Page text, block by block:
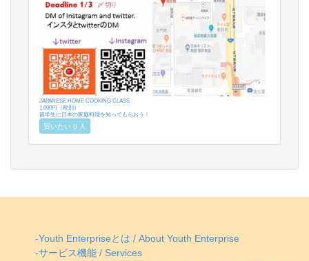
JAPANESE HOME COOKING CLASS
1,000円（税別）
留学生に日本の家庭料理を知ってもらおう！
買いたい 0 人
-Youth Enterpriseとは / About Youth Enterprise
-サービス機能 / Services